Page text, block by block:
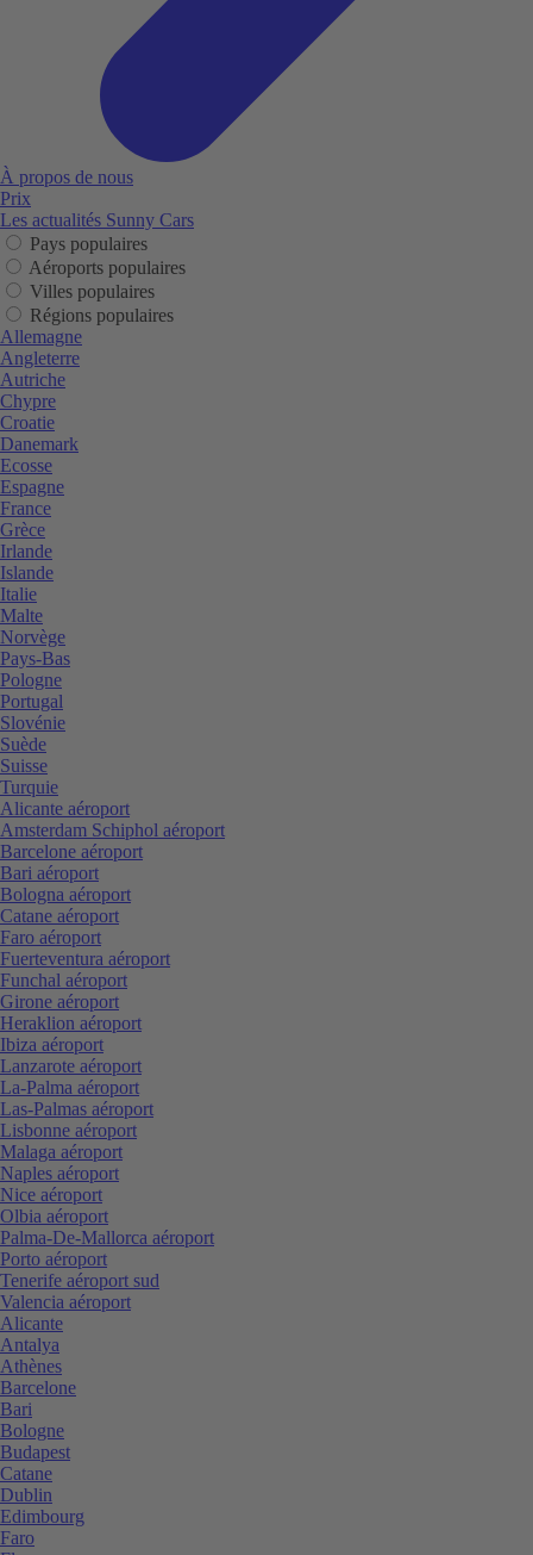
À propos de nous
Prix
Les actualités Sunny Cars
Pays populaires
Aéroports populaires
Villes populaires
Régions populaires
Allemagne
Angleterre
Autriche
Chypre
Croatie
Danemark
Ecosse
Espagne
France
Grèce
Irlande
Islande
Italie
Malte
Norvège
Pays-Bas
Pologne
Portugal
Slovénie
Suède
Suisse
Turquie
Alicante aéroport
Amsterdam Schiphol aéroport
Barcelone aéroport
Bari aéroport
Bologna aéroport
Catane aéroport
Faro aéroport
Fuerteventura aéroport
Funchal aéroport
Girone aéroport
Heraklion aéroport
Ibiza aéroport
Lanzarote aéroport
La-Palma aéroport
Las-Palmas aéroport
Lisbonne aéroport
Malaga aéroport
Naples aéroport
Nice aéroport
Olbia aéroport
Palma-De-Mallorca aéroport
Porto aéroport
Tenerife aéroport sud
Valencia aéroport
Alicante
Antalya
Athènes
Barcelone
Bari
Bologne
Budapest
Catane
Dublin
Edimbourg
Faro